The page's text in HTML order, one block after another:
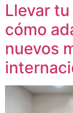
Llevar
cómo
nuevos